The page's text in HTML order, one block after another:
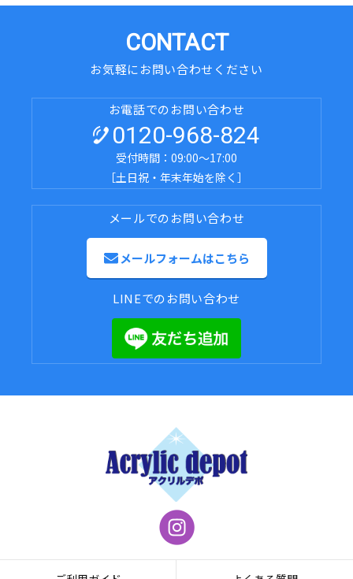
CONTACT
お気軽にお問い合わせください
お電話でのお問い合わせ
0120-968-824
受付時間：09:00～17:00
［土日祝・年末年始を除く］
メールでのお問い合わせ
メールフォームはこちら
LINEでのお問い合わせ